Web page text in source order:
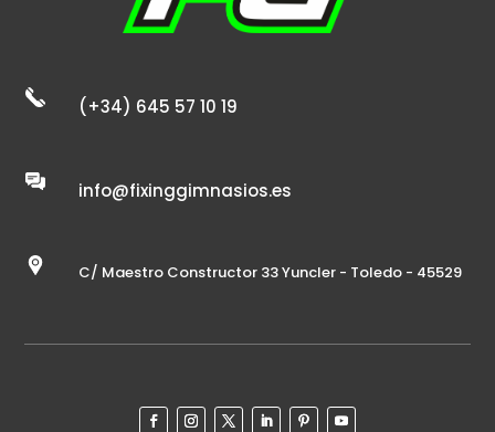
(+34) 645 57 10 19
info@fixinggimnasios.es
C/ Maestro Constructor 33 Yuncler - Toledo - 45529